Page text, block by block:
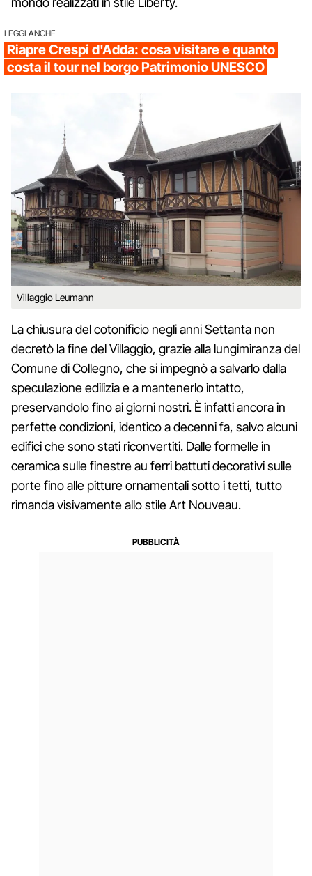
LEGGI ANCHE
Riapre Crespi d'Adda: cosa visitare e quanto
costa il tour nel borgo Patrimonio UNESCO
Villaggio Leumann
La chiusura del cotonificio negli anni Settanta non
decretò la fine del Villaggio, grazie alla lungimiranza del
Comune di Collegno, che si impegnò a salvarlo dalla
speculazione edilizia e a mantenerlo intatto,
preservandolo fino ai giorni nostri. È infatti ancora in
perfette condizioni, identico a decenni fa, salvo alcuni
edifici che sono stati riconvertiti. Dalle formelle in
ceramica sulle finestre au ferri battuti decorativi sulle
porte fino alle pitture ornamentali sotto i tetti, tutto
rimanda visivamente allo stile Art Nouveau.